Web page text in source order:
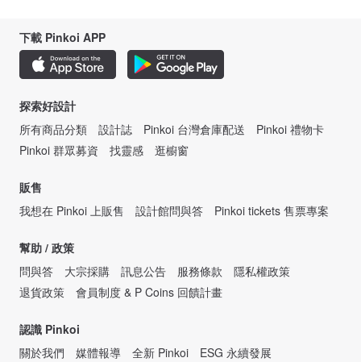
下載 Pinkoi APP
探索好設計
所有商品分類
設計誌 Pinkoi 台灣倉庫配送
Pinkoi 禮物卡
Pinkoi 群眾募資
找靈感 逛櫥窗
販售
我想在 Pinkoi 上販售
設計館問與答 Pinkoi tickets 售票專案
幫助 / 政策
問與答
大宗採購 訊息公告 服務條款
隱私權政策
退貨政策
會員制度 & P Coins 回饋計畫
認識 Pinkoi
關於我們
媒體報導 全新 Pinkoi
ESG 永續發展